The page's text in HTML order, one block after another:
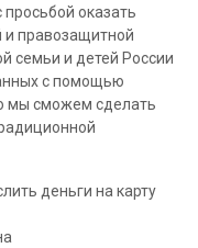
оказать
правозащитной
семьи и детей России
с помощью
мы сможем сделать
деньги на карту